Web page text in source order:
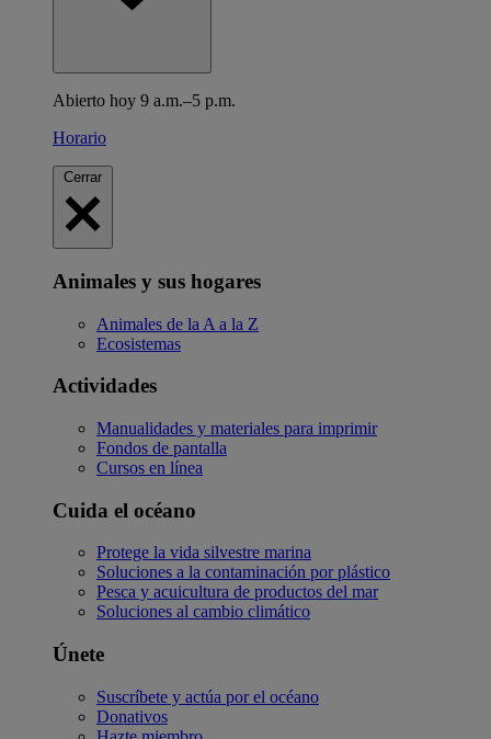
Abierto hoy 9 a.m.–5 p.m.
Horario
Cerrar
Animales y sus hogares
Animales de la A a la Z
Ecosistemas
Actividades
Manualidades y materiales para imprimir
Fondos de pantalla
Cursos en línea
Cuida el océano
Protege la vida silvestre marina
Soluciones a la contaminación por plástico
Pesca y acuicultura de productos del mar
Soluciones al cambio climático
Únete
Suscríbete y actúa por el océano
Donativos